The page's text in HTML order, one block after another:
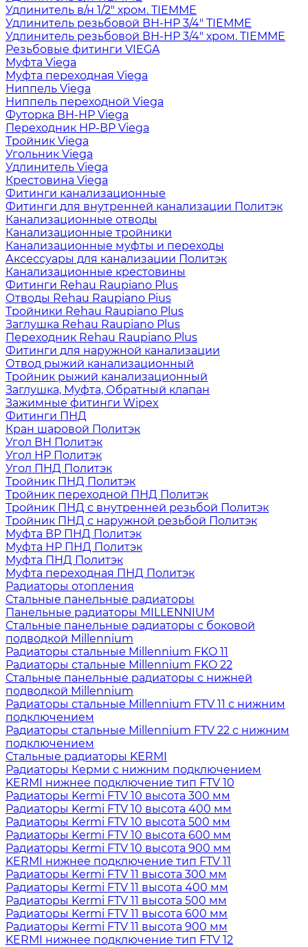
Удлинитель в/н 1/2" хром. TIEMME
Удлинитель резьбовой ВН-НР 3/4" TIEMME
Удлинитель резьбовой ВН-НР 3/4" хром. TIEMME
Резьбовые фитинги VIEGA
Муфта Viega
Муфта переходная Viega
Ниппель Viega
Ниппель переходной Viega
Футорка ВН-НР Viega
Переходник НР-ВР Viega
Тройник Viega
Угольник Viega
Удлинитель Viega
Крестовина Viega
Фитинги канализационные
Фитинги для внутренней канализации Политэк
Канализационные отводы
Канализационные тройники
Канализационные муфты и переходы
Аксессуары для канализации Политэк
Канализационные крестовины
Фитинги Rehau Raupiano Plus
Отводы Rehau Raupiano Pius
Тройники Rehau Raupiano Plus
Заглушка Rehau Raupiano Plus
Переходник Rehau Raupiano Plus
Фитинги для наружной канализации
Отвод рыжий канализационный
Тройник рыжий канализационный
Заглушка, Муфта, Обратный клапан
Зажимные фитинги Wipex
Фитинги ПНД
Кран шаровой Политэк
Угол ВН Политэк
Угол НР Политэк
Угол ПНД Политэк
Тройник ПНД Политэк
Тройник переходной ПНД Политэк
Тройник ПНД с внутренней резьбой Политэк
Тройник ПНД с наружной резьбой Политэк
Муфта ВР ПНД Политэк
Муфта НР ПНД Политэк
Муфта ПНД Политэк
Муфта переходная ПНД Политэк
Радиаторы отопления
Стальные панельные радиаторы
Панельные радиаторы MILLENNIUM
Стальные панельные радиаторы с боковой
подводкой Millennium
Радиаторы стальные Millennium FKO 11
Радиаторы стальные Millennium FKO 22
Стальные панельные радиаторы с нижней
подводкой Millennium
Радиаторы стальные Millennium FTV 11 с нижним
подключением
Радиаторы стальные Millennium FTV 22 с нижним
подключением
Стальные радиаторы KERMI
Радиаторы Керми с нижним подключением
KERMI нижнее подключение тип FTV 10
Радиаторы Kermi FTV 10 высота 300 мм
Радиаторы Kermi FTV 10 высота 400 мм
Радиаторы Kermi FTV 10 высота 500 мм
Радиаторы Kermi FTV 10 высота 600 мм
Радиаторы Kermi FTV 10 высота 900 мм
KERMI нижнее подключение тип FTV 11
Радиаторы Kermi FTV 11 высота 300 мм
Радиаторы Kermi FTV 11 высота 400 мм
Радиаторы Kermi FTV 11 высота 500 мм
Радиаторы Kermi FTV 11 высота 600 мм
Радиаторы Kermi FTV 11 высота 900 мм
KERMI нижнее подключение тип FTV 12